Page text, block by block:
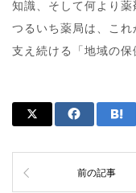
知識、そして何より薬
つるいち薬局は、こ
支え続ける「地域の保
前の記事